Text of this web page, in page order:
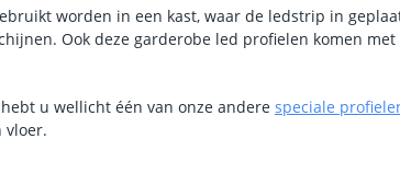
worden in een kast, waar de ledstrip in
Ook deze garderobe led profielen komen
u wellicht één van onze andere speciale
vloer.